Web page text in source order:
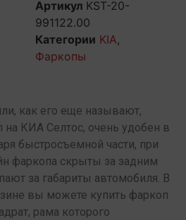
Артикул KST-20-
991122.00
Категории KIA,
Фаркопы
как его еще называют,
на КИА Селтос, очень удобен в
быстросъемной части, при
фаркопа скрыты за задним
за габариты автомобиля. В
вы можете купить фаркоп
рама которого